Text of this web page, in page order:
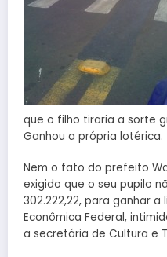
que o filho tiraria a sorte
Ganhou a própria lotérica.
Nem o fato do prefeito
exigido que o seu pupilo
302.222,22, para ganhar
Econômica Federal,
a secretária de Cultura e